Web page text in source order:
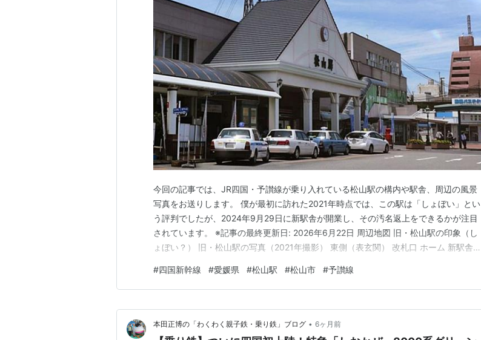
今回の記事では、JR四国・予讃線が乗り入れている松山駅の構内や駅舎、周辺の風景
写真をお送りします。 僕が最初に訪れた2021年時点では、この駅は「しょぼい」とい
う評判でしたが、2024年9月29日に新駅舎が開業し、その汚名返上をできるかが注目
されています。 ※記事の最終更新日: 2026年6月22日 周辺地図 旧・松山駅の印象（し
ょぼい？） 旧・松山駅の写真（2021年撮影） 東側（表玄関） 改札口 ホーム 新駅舎が
旧駅舎 新駅舎東側 新駅舎の構内 新駅舎西側 出口案内 東口 西口 関連記事 伊予鉄道松
山市…
#四国新幹線 #愛媛県 #松山駅 #松山市 #予讃線
本田正博の「わくわく親子鉄・乗り鉄」ブログ • 6ヶ月前